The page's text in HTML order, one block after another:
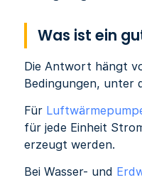
Was ist ein
Die Antwort hängt
Bedingungen, unter
Für
für jede Einheit
erzeugt werden.
Bei Wasser- und